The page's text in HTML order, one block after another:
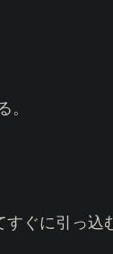
。
すぐに引っ込